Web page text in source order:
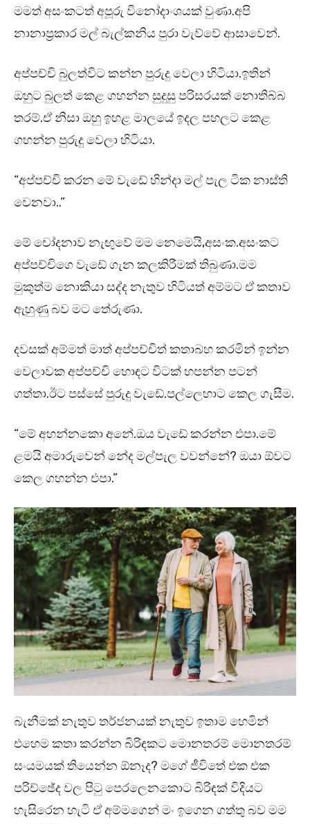
මමත් අසංකටත් අපූරු විනෝදාංශයක් වුණා.අපි
නානාප්‍රකාර මල් බැල්කනිය පුරා වැව්වේ ආසාවෙන්.
අප්පච්චි බුලත්විට කන්න පුරුදු වෙලා හිටියා.ඉතින්
ඔහුට බුලත් කෙළ ගහන්න සුදුසු පරිසරයක් නොතිබ්බ
තරම්.ඒ නිසා ඔහු ඉහළ මාලයේ ඉදල පහලට කෙළ
ගහන්න පුරුදු වෙලා හිටියා.
“අප්පච්චි කරන මේ වැඩේ හින්දා මල් පැල ටික නාස්ති
වෙනවා..”
මේ චෝදනාව නැඟුවේ මම නෙමෙයි,අසංක.අසංකට
අප්පච්චිගෙ වැඩේ ගැන කලකිරීමක් තිබුණා.මම
මුකුත්ම නොකියා සද්ද නැතුව හිටියත් අම්මට ඒ කතාව
ඇහුණු බව මට තේරුණා.
දවසක් අම්මත් මාත් අප්පච්චිත් කතාබහ කරමින් ඉන්න
වෙලාවක අප්පච්චි හොඳට විටක් හපන්න පටන්
ගත්තා.ඊට පස්සේ පුරුදු වැඩේ.පල්ලෙහාට කෙල ගැසීම.
“මේ අහන්නකො අනේ.ඔය වැඩේ කරන්න එපා.මේ
ළමයි අමාරුවෙන් නේද මල්පැල වවන්නේ? ඔයා ඕවට
කෙල ගහන්න එපා.”
බැනීමක් නැතුව තර්ජනයක් නැතුව ඉතාම හෙමින්
එහෙම කතා කරන්න බිරිඳකට මොනතරම් මොනතරම්
සංයමයක් තියෙන්න ඕනෑද? මගේ ජීවිතේ එක එක
පරිච්ඡේද වල පිටු පෙරලෙනකොට බිරිඳක් විදියට
හැසිරෙන හැටි ඒ අම්මගෙන් මං ඉගෙන ගත්තු බව මම